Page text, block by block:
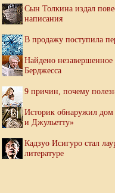
Сын Толкина издал
написания
В продажу поступила
Найдено
Берджесса
9 причин, почему
Историк обнаружил
и Джульетту»
Кадзуо Исигуро стал
литературе